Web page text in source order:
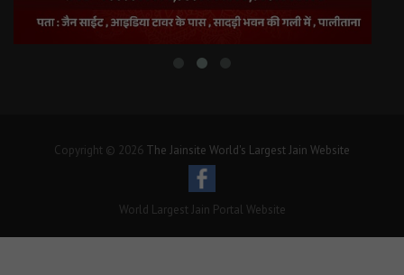
Copyright © 2026 The Jainsite World's Largest Jain Website
World Largest Jain Portal Website